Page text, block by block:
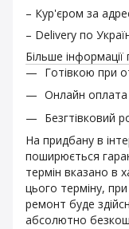
– Кур'єром за
– Delivery по
Більше
Готівкою при
Онлайн
Безгтівковий
На придбану в
поширюється
термін вказано в
цього терміну,
ремонт буде
абсолютно